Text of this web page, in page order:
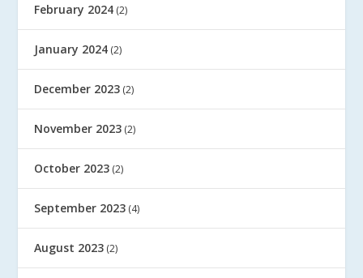
February 2024 (2)
January 2024 (2)
December 2023 (2)
November 2023 (2)
October 2023 (2)
September 2023 (4)
August 2023 (2)